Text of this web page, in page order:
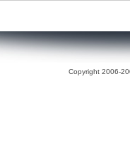
Copyright 2006-